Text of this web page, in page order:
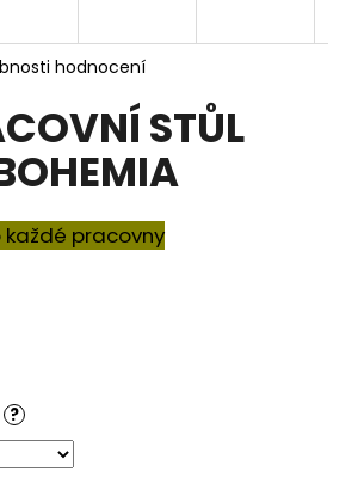
hodnocení
STŮL
pracovny
?